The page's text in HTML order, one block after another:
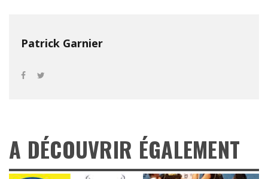
Patrick Garnier
A DÉCOUVRIR ÉGALEMENT